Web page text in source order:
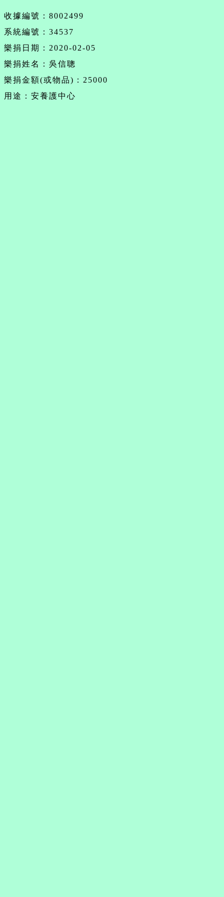
收據編號：8002499
系統編號：34537
樂捐日期：2020-02-05
樂捐姓名：吳信聰
樂捐金額(或物品)：25000
用途：安養護中心